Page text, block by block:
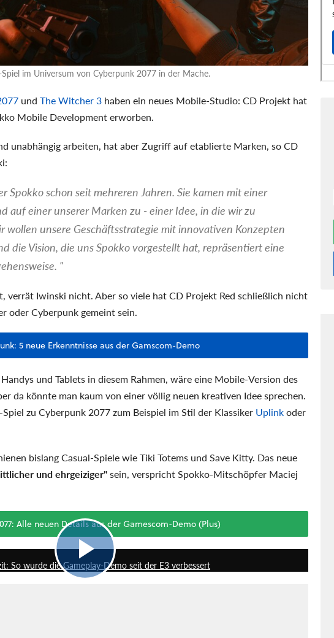
im Universum von Cyberpunk 2077 in der Mache.
und The Witcher 3 haben ein neues Mobile-Studio: CD Projekt hat
Mobile Development erworben.
unabhängig arbeiten, hat aber Zugriff auf etablierte Marken, so CD
Spokko schon seit mehreren Jahren. Sie kamen mit einer
auf einer unserer Marken zu - einer Idee, in die wir zu
wollen unsere Geschäftsstrategie mit innovativen Konzepten
die Vision, die uns Spokko vorgestellt hat, repräsentiert eine
"
verrät Iwinski nicht. Aber so viele hat CD Projekt Red schließlich nicht
oder Cyberpunk gemeint sein.
5 neue Erkenntnisse aus der Gamscom-Demo
und Tablets in diesem Rahmen, wäre eine Mobile-Version des
da könnte man kaum von einer völlig neuen kreativen Idee sprechen.
zu Cyberpunk 2077 zum Beispiel im Stil der Klassiker Uplinkoder
bislang Casual-Spiele wie Tiki Totems und Save Kitty. Das neue
und ehrgeiziger"sein, verspricht Spokko-Mitschöpfer Maciej
Alle neuen Details aus der Gamescom-Demo (Plus)
7:16
So wurde die Gameplay-Demo seit der E3 verbessert